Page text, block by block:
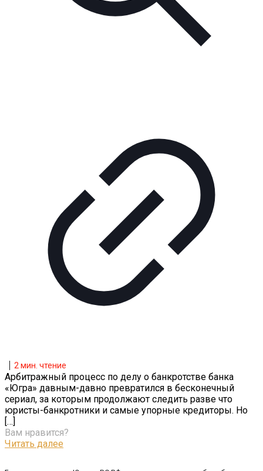
2 мин. чтение
Арбитражный процесс по делу о банкротстве банка
«Югра» давным-давно превратился в бесконечный
сериал, за которым продолжают следить разве что
юристы-банкротники и самые упорные кредиторы. Но
[…]
Вам нравится?
Читать далее